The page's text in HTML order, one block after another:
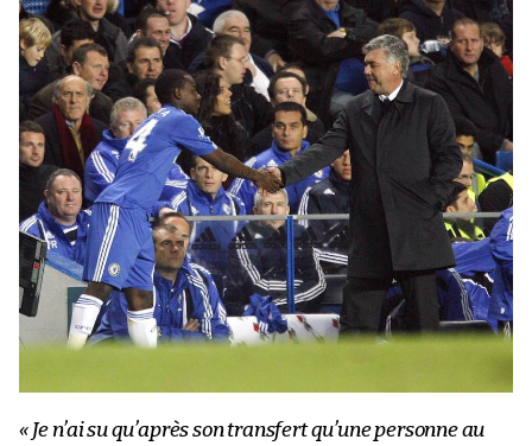
« Je n’ai su qu’après son transfert qu’une personne au